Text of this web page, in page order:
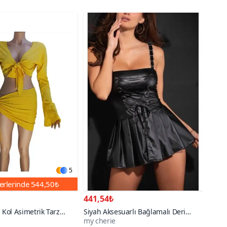
5
544,50₺
Kol Asimetrik Tarz
Detaylı Plaj Takım
441,54₺
Siyah Aksesuarlı Bağlamalı Deri
Elbise Pileli Gecelik
my cherie